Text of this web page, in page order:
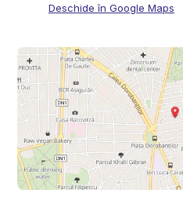
Deschide în Google Maps